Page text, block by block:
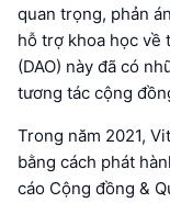
quan trọng, phản
hỗ trợ khoa học về
(DAO) này đã có
tương tác cộng
Trong năm 2021,
bằng cách phát
cáo Cộng đồng &